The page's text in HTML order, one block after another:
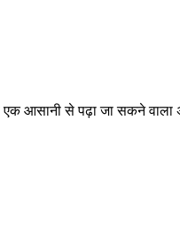
एक आसानी से पढ़ा जा सकने